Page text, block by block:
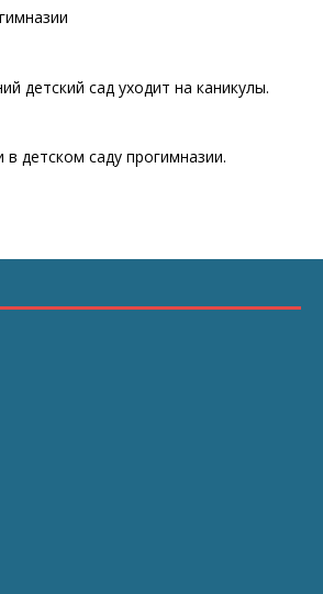
детский сад уходит на каникулы.
в детском саду прогимназии.